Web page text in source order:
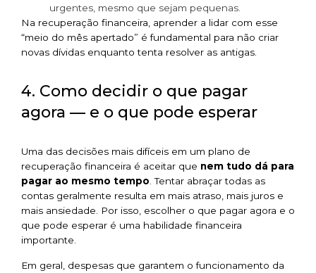
urgentes, mesmo que sejam pequenas.
Na recuperação financeira, aprender a lidar com esse
“meio do mês apertado” é fundamental para não criar
novas dívidas enquanto tenta resolver as antigas.
4. Como decidir o que pagar
agora — e o que pode esperar
Uma das decisões mais difíceis em um plano de
recuperação financeira é aceitar que nem tudo dá para
pagar ao mesmo tempo. Tentar abraçar todas as
contas geralmente resulta em mais atraso, mais juros e
mais ansiedade. Por isso, escolher o que pagar agora e o
que pode esperar é uma habilidade financeira
importante.
Em geral, despesas que garantem o funcionamento da